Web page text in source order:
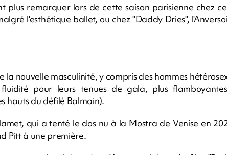
plus remarquer lors de cette saison parisienne chez
l'esthétique ballet, ou chez "Daddy Dries",
la nouvelle masculinité, y compris des hommes
pour leurs tenues de gala, plus
hauts du défilé Balmain).
qui a tenté le dos nu à la Mostra de Venise en
Pitt à une première.